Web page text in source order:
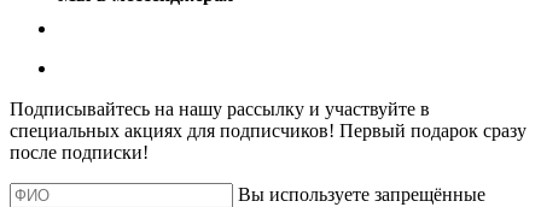
Подписывайтесь на нашу рассылку и участвуйте в
специальных акциях для подписчиков! Первый подарок сразу
после подписки!
Вы используете запрещённые